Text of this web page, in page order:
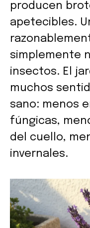
producen
apetecibles.
simplemente
insectos. El
muchos
sano: menos
fúngicas,
del cuello,
invernales.